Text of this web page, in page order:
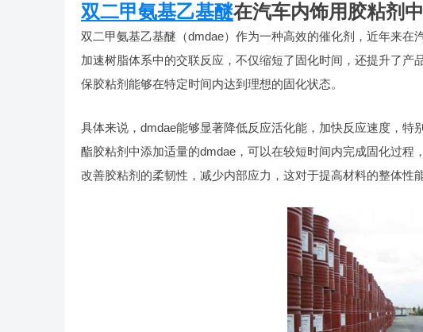
双二甲氨基乙基醚在汽车内饰用胶粘剂
双二甲氨基乙基醚（dmdae）作为一种高效的催化剂，近年来
加速树脂体系中的交联反应，不仅缩短了固化时间，还提升了
保胶粘剂能够在特定时间内达到理想的固化状态。
具体来说，dmdae能够显著降低反应活化能，加快反应速度，
酯胶粘剂中添加适量的dmdae，可以在较短时间内完成固化过
改善胶粘剂的柔韧性，减少内部应力，这对于提高材料的整体性